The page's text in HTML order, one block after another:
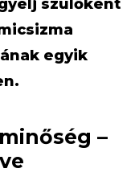
szülőként
egyik
–